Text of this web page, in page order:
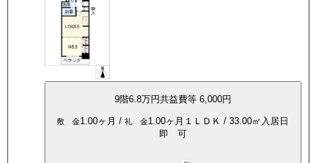
9階6.8万円共益費等 6,000円
敷 金1.00ヶ月 / 礼 金1.00ヶ月 １ＬＤＫ / 33.00㎡ 入居日
即 可
南向き